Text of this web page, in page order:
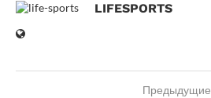
LIFESPORTS
Предыдущие